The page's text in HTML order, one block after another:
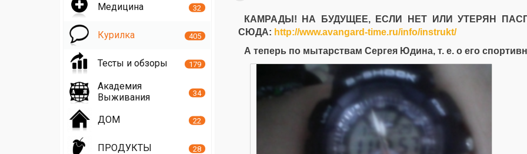
КАМРАДЫ! НА БУДУЩЕЕ, ЕСЛИ НЕТ ИЛИ УТЕРЯН
СЮДА: http://www.avangard-time.ru/info/instrukt/
А теперь по мытарствам Сергея Юдина, т. е. о его
Медицина 32
Курилка 405
Тесты и обзоры 179
Академия
Выживания
34
ДОМ 22
ПРОДУКТЫ 28